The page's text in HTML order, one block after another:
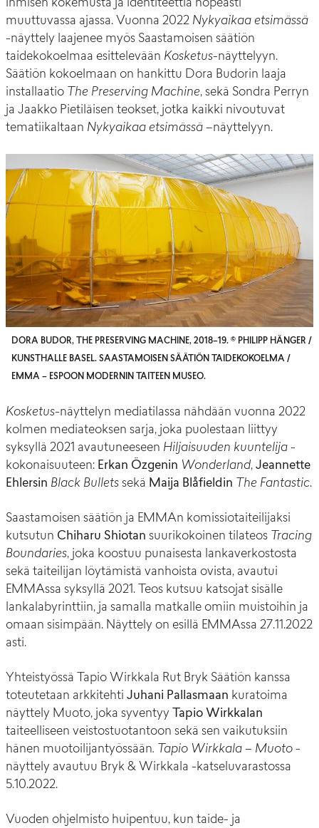
ihmisen kokemusta ja identiteettiä nopeasti
muuttuvassa ajassa. Vuonna 2022 Nykyaikaa etsimässä
-näyttely laajenee myös Saastamoisen säätiön
taidekokoelmaa esittelevään Kosketus-näyttelyyn.
Säätiön kokoelmaan on hankittu Dora Budorin laaja
installaatio The Preserving Machine, sekä Sondra Perryn
ja Jaakko Pietiläisen teokset, jotka kaikki nivoutuvat
tematiikaltaan Nykyaikaa etsimässä –näyttelyyn.
DORA BUDOR, THE PRESERVING MACHINE, 2018–19. © PHILIPP HÄNGER /
KUNSTHALLE BASEL. SAASTAMOISEN SÄÄTIÖN TAIDEKOKOELMA /
EMMA – ESPOON MODERNIN TAITEEN MUSEO.
Kosketus-näyttelyn mediatilassa nähdään vuonna 2022
kolmen mediateoksen sarja, joka puolestaan liittyy
syksyllä 2021 avautuneeseen Hiljaisuuden kuuntelija -
kokonaisuuteen: Erkan Özgenin Wonderland, Jeannette
Ehlersin Black Bullets sekä Maija Blåfieldin The Fantastic.
Saastamoisen säätiön ja EMMAn komissiotaiteilijaksi
kutsutun Chiharu Shiotan suurikokoinen tilateos Tracing
Boundaries, joka koostuu punaisesta lankaverkostosta
sekä taiteilijan löytämistä vanhoista ovista, avautui
EMMAssa syksyllä 2021. Teos kutsuu katsojat sisälle
lankalabyrinttiin, ja samalla matkalle omiin muistoihin ja
omaan sisimpään. Näyttely on esillä EMMAssa 27.11.2022
asti.
Yhteistyössä Tapio Wirkkala Rut Bryk Säätiön kanssa
toteutetaan arkkitehti Juhani Pallasmaan kuratoima
näyttely Muoto, joka syventyy
Tapio Wirkkalan
taiteelliseen veistostuotantoon sekä sen vaikutuksiin
hänen muotoilijantyössään. Tapio Wirkkala – Muoto -
näyttely avautuu Bryk & Wirkkala -katseluvarastossa
5.10.2022.
Vuoden ohjelmisto huipentuu, kun taide- ja